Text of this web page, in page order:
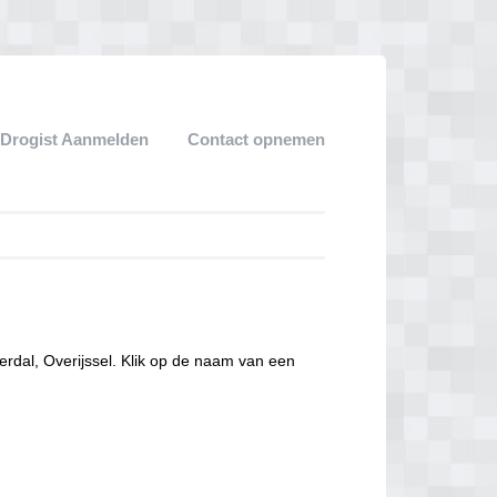
Drogist Aanmelden Contact opnemen
Overijssel. Klik op de naam van een